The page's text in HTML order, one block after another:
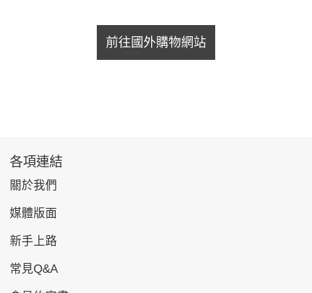
前往國外購物網站
各項連結
關於我們
媒體版面
新手上路
常見Q&A